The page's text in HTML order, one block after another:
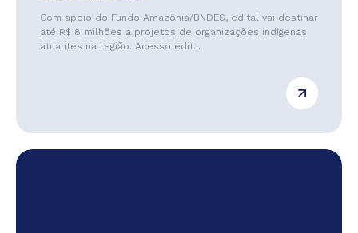
Com apoio do Fundo Amazônia/BNDES, edital vai destinar
até R$ 8 milhões a projetos de organizações indígenas
atuantes na região. Acesso edit...